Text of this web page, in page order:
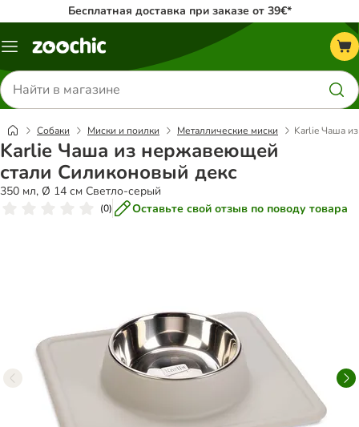
Бесплатная доставка при заказе от 39€*
Каталог
Поиск
товаров
Собаки Миски и поилки Металлические миски Karlie Чаша
Karlie Чаша из нержавеющей
стали Силиконовый декс
350 мл, Ø 14 см Светло-серый
(0) Оставьте свой отзыв по поводу товара